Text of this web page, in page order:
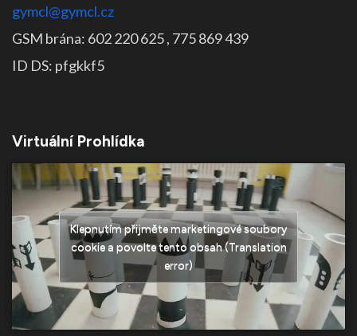
gymcl@gymcl.cz
GSM brána: 602 220 625 , 775 869 439
ID DS: pfgkkf5
Virtuální Prohlídka
Klepnutím přijměte marketingové soubory
cookie a povolte tento obsah (Translation
error)